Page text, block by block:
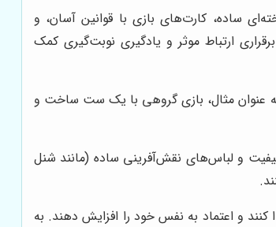
ساده، کارت‌های بازی با قوانین آسان، و
ارتباط موثر و یادگیری نوبت‌گیری کمک
به عنوان مثال، بازی گروهی با یک ست ساخت و
و لباس‌های نقش‌آفرینی ساده (مانند شنل
و اعتماد به نفس خود را افزایش دهند. به